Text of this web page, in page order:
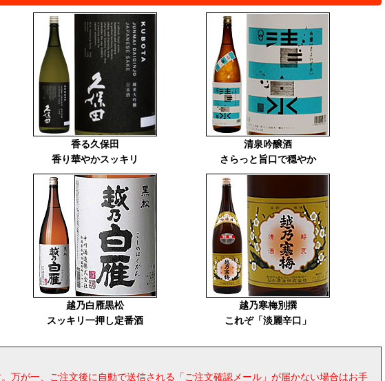
香る久保田
香り華やかスッキリ
清泉吟醸酒
さらっと旨口で穏やか
越乃白雁黒松
スッキリ一押し定番酒
越乃寒梅別撰
これぞ「淡麗辛口」
が一、ご注文後に自動で送信される「ご注文確認メール」が届かない場合はお手